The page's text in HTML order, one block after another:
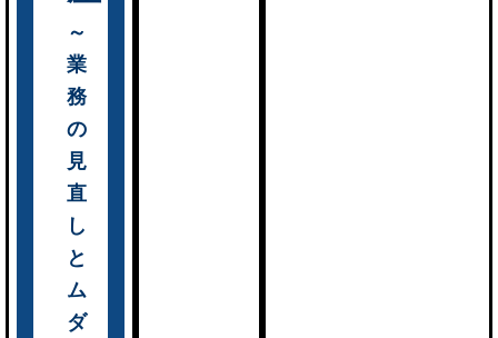
～
業
務
の
見
直
し
と
ム
ダ